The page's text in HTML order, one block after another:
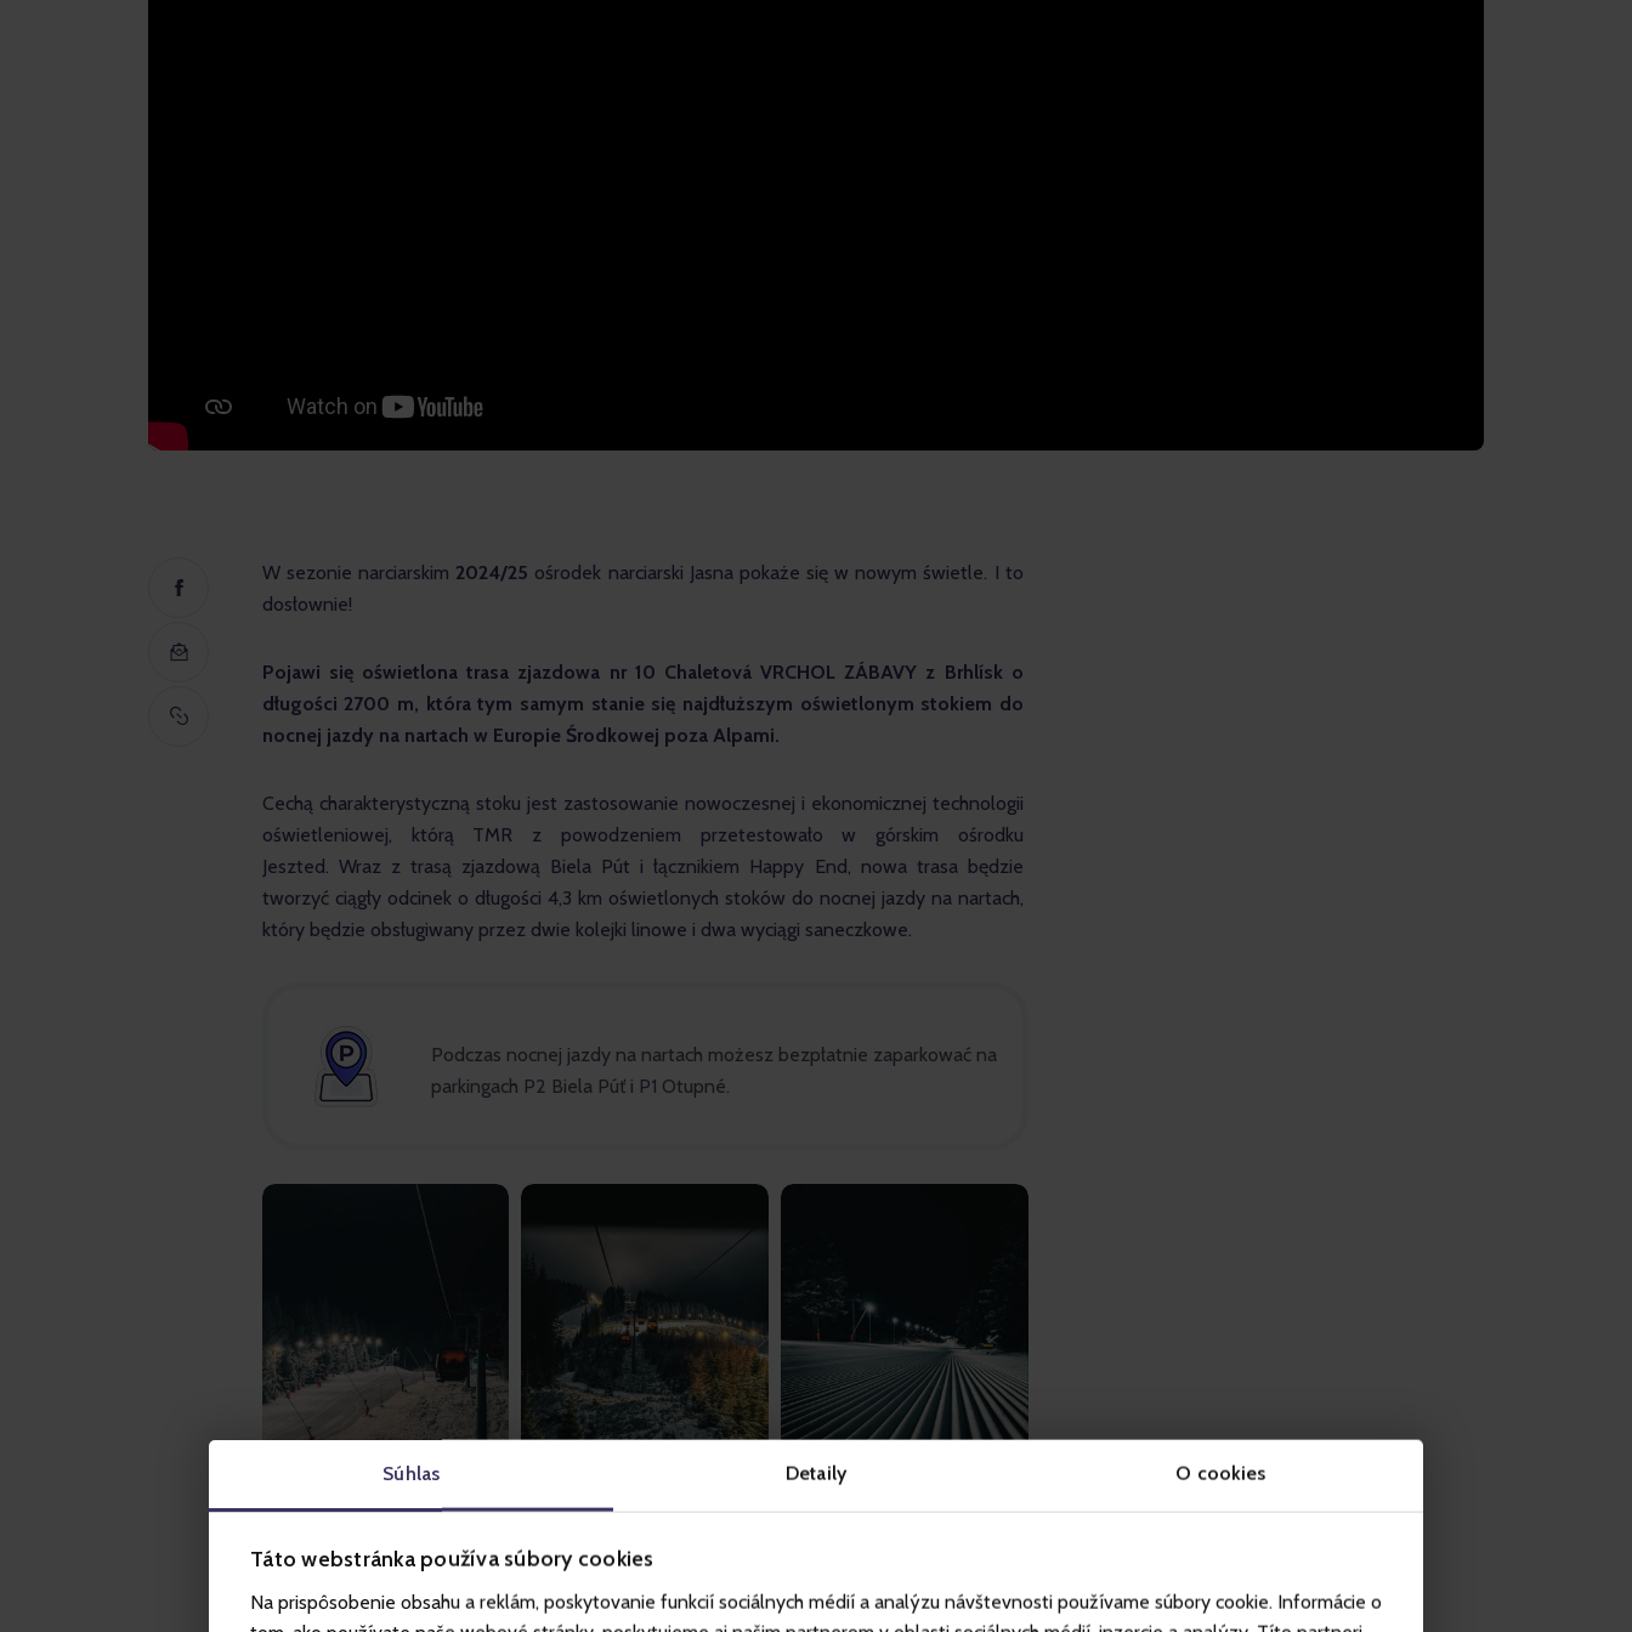
Súhlas Detaily O cookies
Táto webstránka používa súbory cookies
Na prispôsobenie obsahu a reklám, poskytovanie funkcií sociálnych médií a analýzu návštevnosti používame súbory cookie. Informácie o
W sezonie narciarskim 2024/25 ośrodek narciarski Jasna pokaże się w nowym świetle. I to
dosłownie!
Pojawi się oświetlona trasa zjazdowa nr 10 Chaletová VRCHOL ZÁBAVY z Brhlísk o
długości 2700 m, która tym samym stanie się najdłuższym oświetlonym stokiem do
nocnej jazdy na nartach w Europie Środkowej poza Alpami.
Cechą charakterystyczną stoku jest zastosowanie nowoczesnej i ekonomicznej technologii
oświetleniowej, którą TMR z powodzeniem przetestowało w górskim ośrodku
Jeszted. Wraz z trasą zjazdową Biela Pút i łącznikiem Happy End, nowa trasa będzie
tworzyć ciągły odcinek o długości 4,3 km oświetlonych stoków do nocnej jazdy na nartach,
który będzie obsługiwany przez dwie kolejki linowe i dwa wyciągi saneczkowe.
Podczas nocnej jazdy na nartach możesz bezpłatnie zaparkować na
parkingach P2 Biela Púť i P1 Otupné.
Kilka szczegółów technicznych